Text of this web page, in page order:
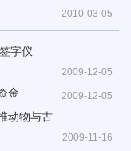
2010-03-05
2009-12-05
字仪
2009-12-05
金
2009-11-16
动物与古